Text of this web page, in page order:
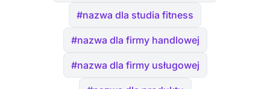
#nazwa dla studia fitness
#nazwa dla firmy handlowej
#nazwa dla firmy usługowej